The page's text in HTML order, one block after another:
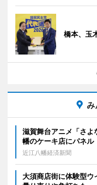
橋本、玉
み
滋賀舞台アニメ「さ
幡のケーキ店にパネル
近江八幡経済新聞
大須商店街に体験型